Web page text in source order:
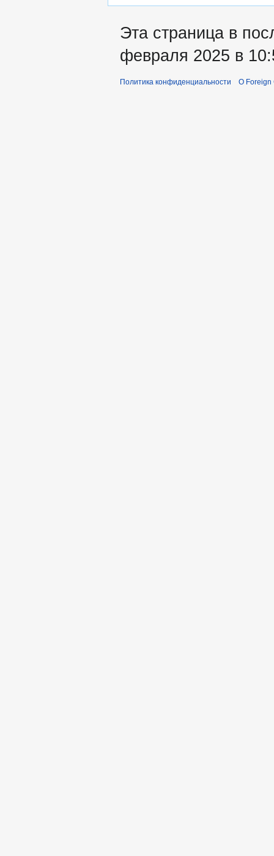
Эта страница в
февраля 2025 в
Политика конфиденциальности О Foreign